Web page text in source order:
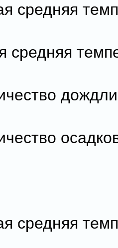
средняя
средняя
средняя